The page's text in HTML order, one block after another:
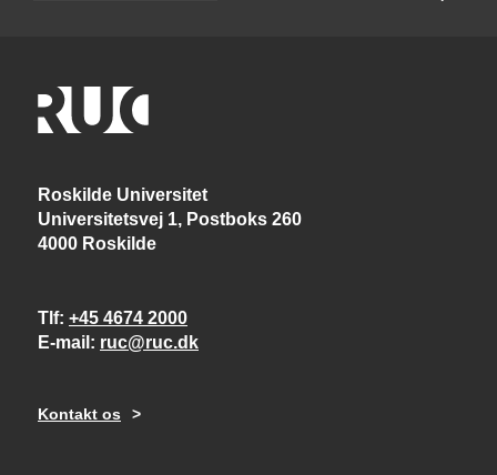
Roskilde Universitet
Universitetsvej 1, Postboks 260
4000 Roskilde
Tlf +45 4674 2000
E-mail
ruc@ruc.dk
Kontakt os